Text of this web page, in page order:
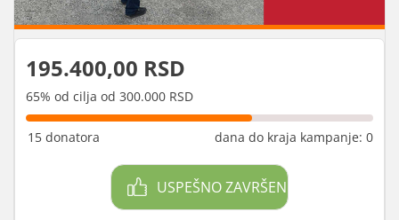
195.400,00 RSD
65% od cilja od 300.000 RSD
15 donatora dana do kraja kampanje: 0
USPEŠNO ZAVRŠEN